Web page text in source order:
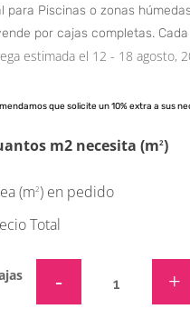
para Piscinas o zonas húmedas
por cajas completas.
estimada el 12 - 18 agosto,
que solicite un 10% extra a sus
m2 necesita (m2)
(m2) en pedido
Total